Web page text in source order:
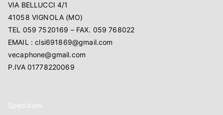
VIA BELLUCCI 4/1
41058 VIGNOLA (MO)
TEL 059 7520169 – FAX. 059 768022
EMAIL : clsi691869@gmail.com
vecaphone@gmail.com
P.IVA 01778220069
Spedizioni